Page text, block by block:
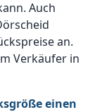
Auch
an.
Verkäufer in
einen